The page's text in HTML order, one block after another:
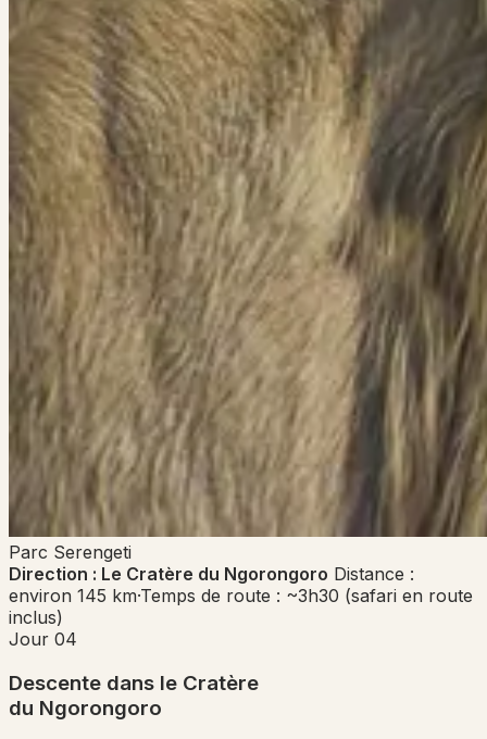
Parc Serengeti
Direction : Le Cratère du Ngorongoro Distance :
environ 145 km·Temps de route : ~3h30 (safari en route
inclus)
Jour 04
Descente dans le Cratère
du Ngorongoro